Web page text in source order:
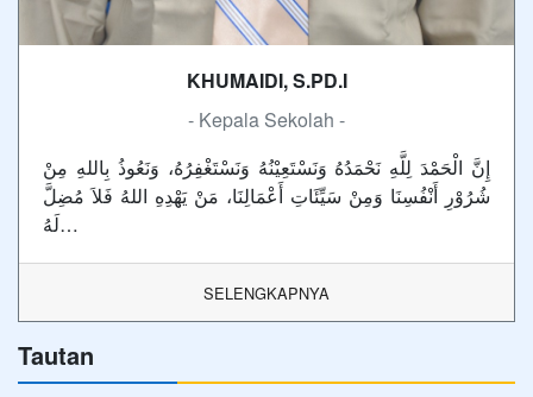
KHUMAIDI, S.PD.I
- Kepala Sekolah -
إِنَّ الْحَمْدَ لِلَّهِ نَحْمَدُهُ وَنَسْتَعِيْنُهُ وَنَسْتَغْفِرُهُ، وَنَعُوذُ بِاللهِ مِنْ
شُرُوْرِ أَنْفُسِنَا وَمِنْ سَيِّئَاتِ أَعْمَالِنَا، مَنْ يَهْدِهِ اللهُ فَلاَ مُضِلَّ
لَهُ…
SELENGKAPNYA
Tautan